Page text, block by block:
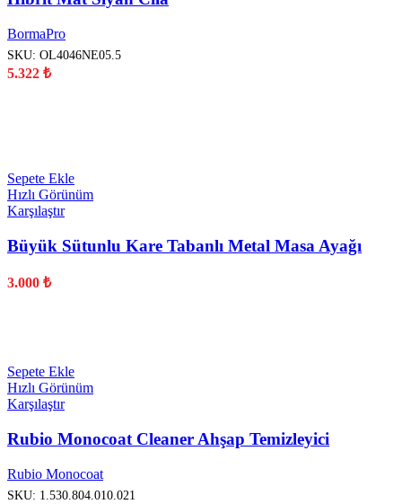
BormaPro
SKU: OL4046NE05.5
5.322 ₺
Sepete Ekle
Hızlı Görünüm
Karşılaştır
Büyük Sütunlu Kare Tabanlı Metal Masa Ayağı
3.000 ₺
Sepete Ekle
Hızlı Görünüm
Karşılaştır
Rubio Monocoat Cleaner Ahşap Temizleyici
Rubio Monocoat
SKU: 1.530.804.010.021